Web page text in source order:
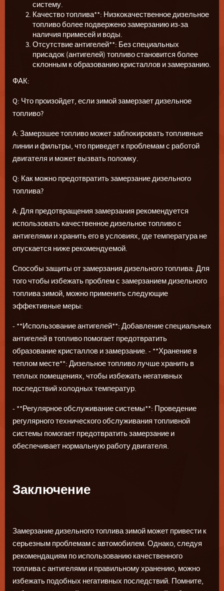
систему.
Качество топлива**: Низкокачественное дизельное
топливо более подвержено замерзанию из-за
наличия примесей и воды.
Отсутствие антигелей**: Без специальных
присадок (антигелей) топливо становится более
склонным к образованию кристаллов и замерзанию.
ФАК:
Q: Что произойдет, если зимой замерзает дизельное
топливо?
A: Замерзшее топливо может заблокировать топливные
линии и фильтры, что приведет к проблемам с работой
двигателя и может вызвать поломку.
Q: Как можно предотвратить замерзание дизельного
топлива?
A: Для предотвращения замерзания рекомендуется
использовать качественное дизельное топливо с
антигелями и хранить его в условиях, где температура не
опускается ниже рекомендуемой.
Способы защиты от замерзания дизельного топлива: Для
того чтобы избежать проблем с замерзанием дизельного
топлива зимой, можно применить следующие
эффективные меры:
- **Использование антигелей**: Добавление специальных
антигелей в топливо помогает предотвратить
образование кристаллов и замерзание. - **Хранение в
теплом месте**: Дизельное топливо лучше хранить в
теплых помещениях, чтобы избежать негативных
последствий холодных температур.
- **Регулярное обслуживание системы**: Проведение
регулярного технического обслуживания топливной
системы помогает предотвратить замерзание и
обеспечивает нормальную работу двигателя.
Заключение
Замерзание дизельного топлива зимой может привести к
серьезным проблемам с автомобилем. Однако, следуя
рекомендациям по использованию качественного
топлива с антигелями и правильному хранению, можно
избежать подобных негативных последствий. Помните,